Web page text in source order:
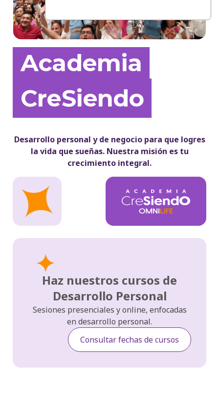
Academia
CreSiendo
Desarrollo personal y de negocio para que logres
la vida que sueñas. Nuestra misión es tu
crecimiento integral.
Haz nuestros cursos de
Desarrollo Personal
Sesiones presenciales y online, enfocadas
en desarrollo personal.
Consultar fechas de cursos